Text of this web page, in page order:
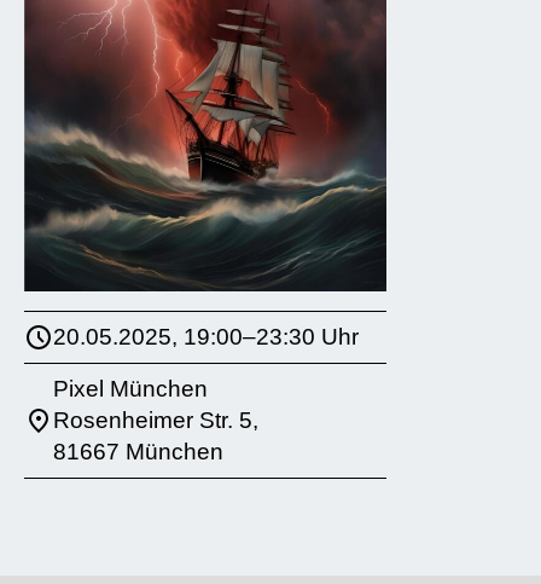
20.05.2025, 19:00–23:30 Uhr
Pixel München
Rosenheimer Str. 5,
81667 München